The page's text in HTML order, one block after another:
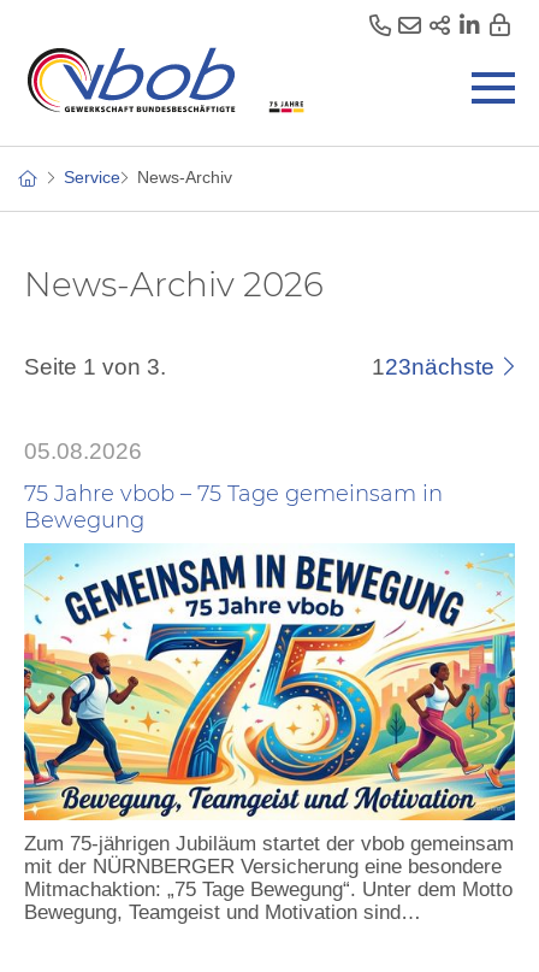
Service News-Archiv
News-Archiv 2026
Seite 1 von 3. 123nächste
05.08.2026
75 Jahre vbob – 75 Tage gemeinsam in
Bewegung
Zum 75-jährigen Jubiläum startet der vbob gemeinsam
mit der NÜRNBERGER Versicherung eine besondere
Mitmachaktion: „75 Tage Bewegung“. Unter dem Motto
Bewegung, Teamgeist und Motivation sind…